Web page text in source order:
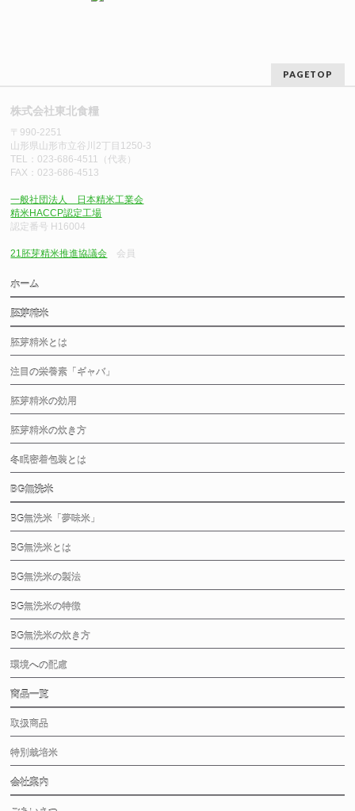
PAGETOP
株式会社東北食糧
〒990-2251
山形県山形市立谷川2丁目1250-3
TEL：023-686-4511（代表）
FAX：023-686-4513
一般社団法人 日本精米工業会
精米HACCP認定工場
認定番号 H16004
21胚芽精米推進協議会 会員
ホーム
胚芽精米
胚芽精米とは
注目の栄養素「ギャバ」
胚芽精米の効用
胚芽精米の炊き方
冬眠密着包装とは
BG無洗米
BG無洗米「夢味米」
BG無洗米とは
BG無洗米の製法
BG無洗米の特徴
BG無洗米の炊き方
環境への配慮
商品一覧
取扱商品
特別栽培米
会社案内